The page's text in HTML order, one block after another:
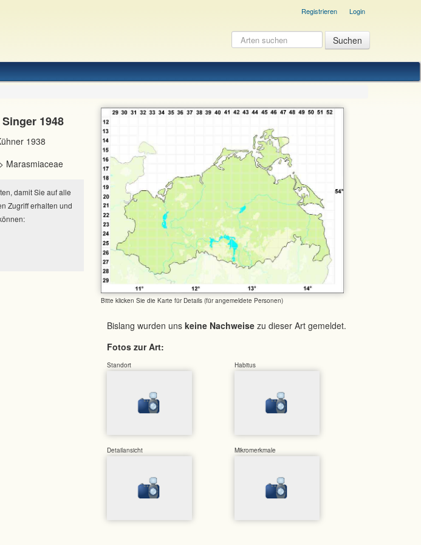
Registrieren Login
Bitte klicken Sie die Karte für Details (für angemeldete Personen)
Bislang wurden uns keine Nachweise zu dieser Art gemeldet.
Fotos zur Art:
Standort Habitus
Detailansicht Mikromerkmale
1948
1938
Marasmiaceae
damit Sie auf alle
Zugriff erhalten und